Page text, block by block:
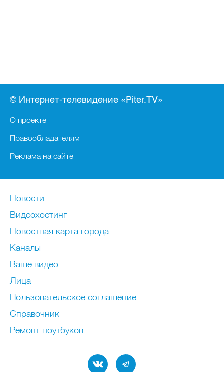
© Интернет-телевидение «Piter.TV»
О проекте
Правообладателям
Реклама на сайте
Новости
Видеохостинг
Новостная карта города
Каналы
Ваше видео
Лица
Пользовательское соглашение
Справочник
Ремонт нoутбуков